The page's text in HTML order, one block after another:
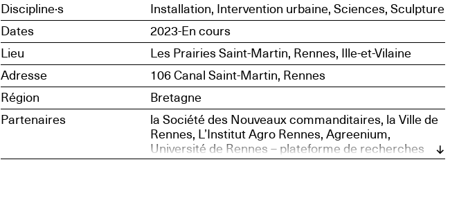
Discipline·s
Installation, Intervention urbaine, Sciences, Sculpture
Dates
2023-En cours
Lieu
Les Prairies Saint-Martin, Rennes, Ille-et-Vilaine
Adresse
106 Canal Saint-Martin, Rennes
Région
Bretagne
Partenaires
la Société des Nouveaux commanditaires, la Ville de
Rennes, L’Institut Agro Rennes, Agreenium,
Université de Rennes – plateforme de recherches
participatives de TISSAGE – Science avec et pour la